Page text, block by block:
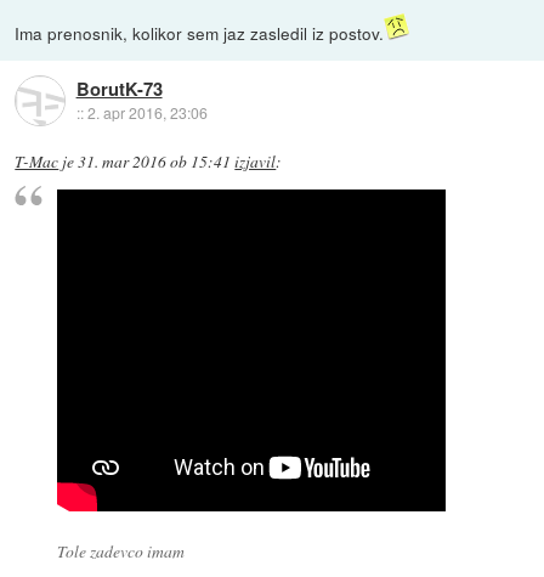
Ima prenosnik, kolikor sem jaz zasledil iz postov.
BorutK-73
::2. apr 2016, 23:06
T-Mac je31. mar 2016 ob 15:41 izjavil:
Tole zadevco imam